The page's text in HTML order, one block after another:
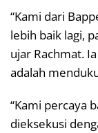
“Kami dari
lebih baik lagi,
ujar Rachmat.
adalah
“Kami percaya
dieksekusi